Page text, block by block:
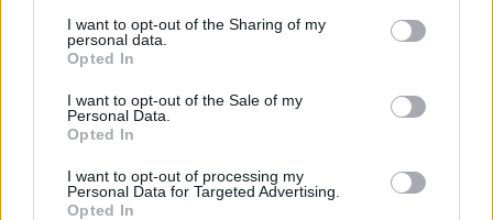
not limited to your visit or usage behaviour. You may click to
grant or deny consent to Google and its third-party tags to
use your data for below specified purposes in below Google
consent section.
I want to opt-out of the Sharing of my
personal data.
Opted In
I want to opt-out of the Sale of my
Personal Data.
Opted In
I want to opt-out of processing my
Personal Data for Targeted Advertising.
Opted In
nyolc-kilenc tized a lemaradása. De a visszajátszásból kiderült,
hogy az az előzés is annak volt köszönhető, hogy a sikán előtt
a 130R-ből kijövet annyira visszalassultak már, hogy a jobb
töltöttség miatt kénytelen volt előzni a mercedeses - amire
aztán ráfaragott a következő egyenesben... Értjük már, miről
beszélnek Verstappenék?...